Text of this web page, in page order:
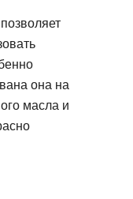
она на
масла и